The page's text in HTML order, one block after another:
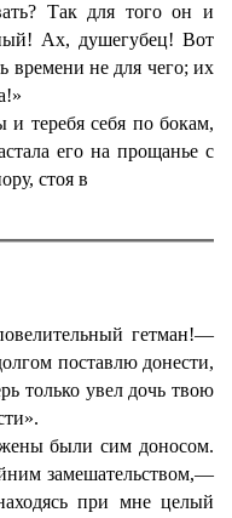
Так для того он и
Ах, душегубец! Вот
времени не для чего; их
и теребя себя по бокам,
его на прощанье с
стоя в
гетман!—
поставлю донести,
только увел дочь твою
были сим доносом.
замешательством,—
при мне целый